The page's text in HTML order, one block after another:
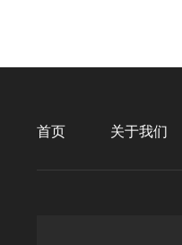
首页 关于我们